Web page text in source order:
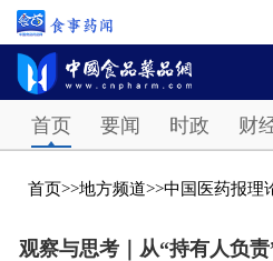
首页 要闻 时政 财
首页>>地方频道>>中国医药报理
观察与思考｜从“持有人负